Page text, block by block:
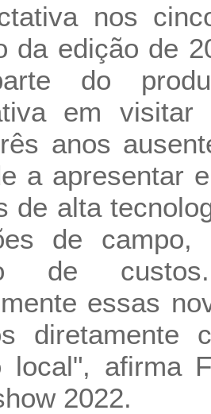
nos
da edição de
do
em
anos
a apresentar
de alta
de
de
essas
diretamente
local", afirma
2022.